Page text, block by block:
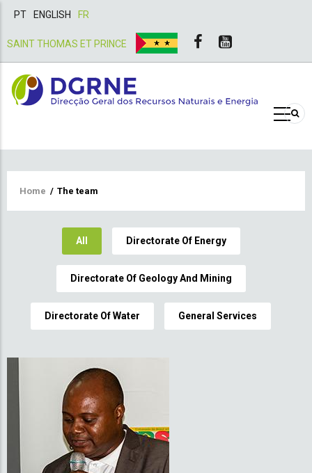
PT ENGLISH FR
SAINT THOMAS ET PRINCE
Breadcrumb
Home / The team
All Directorate Of Energy
Directorate Of Geology And Mining
Directorate Of Water General Services